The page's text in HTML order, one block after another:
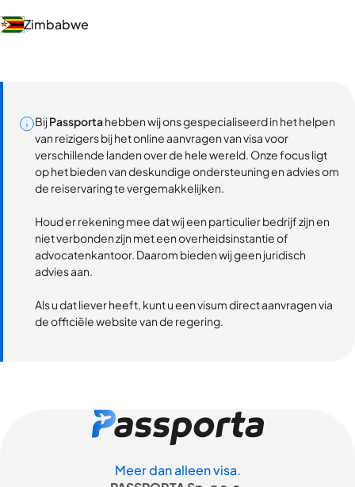
Zimbabwe
BijPassportahebben wij ons gespecialiseerd in het helpen
van reizigers bij het online aanvragen van visa voor
verschillende landen over de hele wereld. Onze focus ligt
op het bieden van deskundige ondersteuning en advies om
de reiservaring te vergemakkelijken.
Houd er rekening mee dat wij een particulier bedrijf zijn en
niet verbonden zijn met een overheidsinstantie of
advocatenkantoor. Daarom bieden wij geen juridisch
advies aan.
Als u dat liever heeft, kunt u een visum direct aanvragen via
de officiële website van de regering.
Meer dan alleen visa.